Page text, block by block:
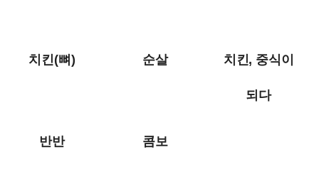
치킨(뼈) 순살 치킨, 중식이
되다
반반 콤보